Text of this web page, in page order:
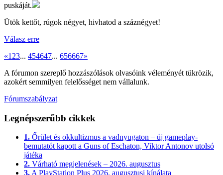
puskáját.
Ütök kettőt, rúgok négyet, hivhatod a száznégyet!
Válasz erre
«1 23... 454647... 656667»
A fórumon szereplő hozzászólások olvasóink véleményét tükrözik,
azokért semmilyen felelősséget nem vállalunk.
Fórumszabályzat
Legnépszerűbb cikkek
1. Őrület és okkultizmus a vadnyugaton – új gameplay-
bemutatót kapott a Guns of Eschaton, Viktor Antonov utolsó
játéka
2. Várható megjelenések – 2026. augusztus
3. A PlayStation Plus 2026. augusztusi kínálata